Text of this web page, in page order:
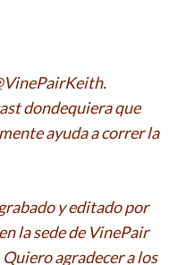
dondequiera que
ayuda a correr la
y editado por
la sede de VinePair
agradecer a los